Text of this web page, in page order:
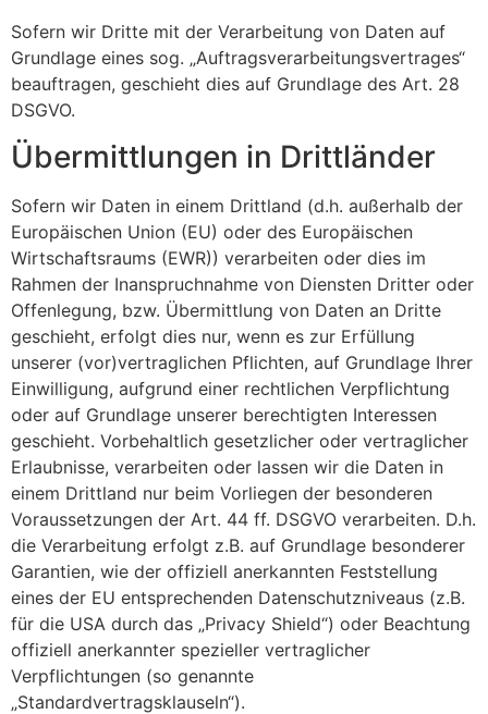
Sofern wir Dritte mit der Verarbeitung von Daten auf
Grundlage eines sog. „Auftragsverarbeitungsvertrages“
beauftragen, geschieht dies auf Grundlage des Art. 28
DSGVO.
Übermittlungen in Drittländer
Sofern wir Daten in einem Drittland (d.h. außerhalb der
Europäischen Union (EU) oder des Europäischen
Wirtschaftsraums (EWR)) verarbeiten oder dies im
Rahmen der Inanspruchnahme von Diensten Dritter oder
Offenlegung, bzw. Übermittlung von Daten an Dritte
geschieht, erfolgt dies nur, wenn es zur Erfüllung
unserer (vor)vertraglichen Pflichten, auf Grundlage Ihrer
Einwilligung, aufgrund einer rechtlichen Verpflichtung
oder auf Grundlage unserer berechtigten Interessen
geschieht. Vorbehaltlich gesetzlicher oder vertraglicher
Erlaubnisse, verarbeiten oder lassen wir die Daten in
einem Drittland nur beim Vorliegen der besonderen
Voraussetzungen der Art. 44 ff. DSGVO verarbeiten. D.h.
die Verarbeitung erfolgt z.B. auf Grundlage besonderer
Garantien, wie der offiziell anerkannten Feststellung
eines der EU entsprechenden Datenschutzniveaus (z.B.
für die USA durch das „Privacy Shield“) oder Beachtung
offiziell anerkannter spezieller vertraglicher
Verpflichtungen (so genannte
„Standardvertragsklauseln“).